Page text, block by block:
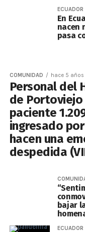
ECUADOR
En
nacen
pasa
COMUNIDAD hace 5 años
Personal del
de
paciente
ingresado por
hacen una
despedida
bajar
ECUADOR